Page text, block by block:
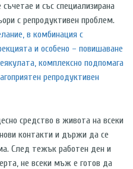
и със специализирана
с репродуктивен проблем.
в комбинация с
и особено – повишаване
комплексно подпомага
репродуктивен
средство в живота на всеки
контакти и държи да се
След тежък работен ден и
не всеки мъж е готов да